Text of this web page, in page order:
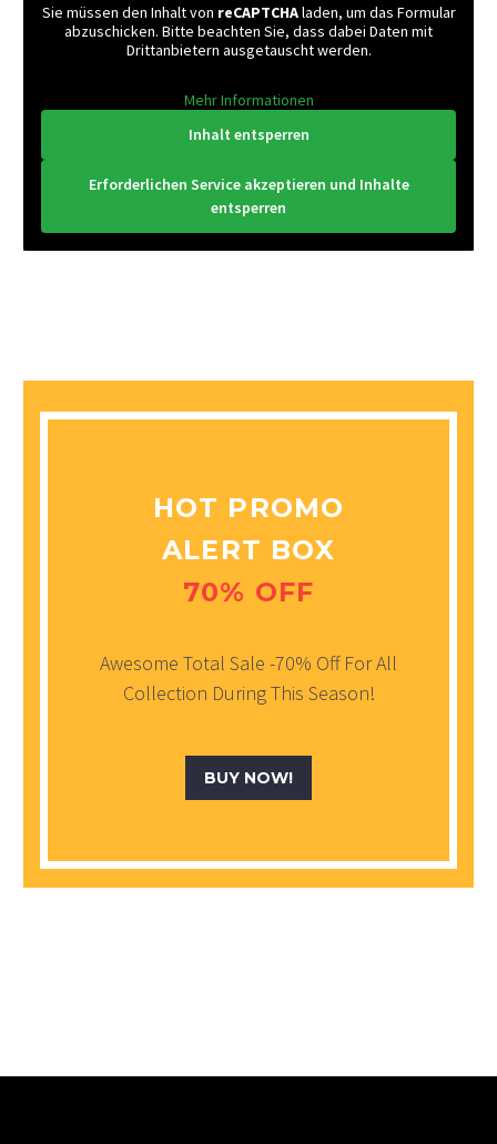
Sie müssen den Inhalt von reCAPTCHAladen, um das Formular
abzuschicken. Bitte beachten Sie, dass dabei Daten mit
Drittanbietern ausgetauscht werden.
Mehr Informationen
Inhalt entsperren
Erforderlichen Service akzeptieren und Inhalte
entsperren
HOT PROMO
ALERT BOX
70% OFF
Awesome Total Sale -70% Off For All
Collection During This Season!
BUY NOW!